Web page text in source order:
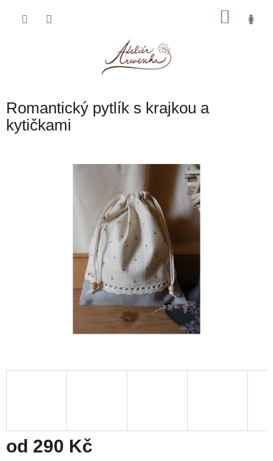
Romantický pytlík s krajkou a
kytičkami
od 290 Kč